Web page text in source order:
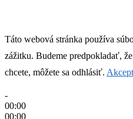
Táto webová stránka používa
zážitku. Budeme predpokladať,
chcete, môžete sa odhlásiť.
-
00:00
00:00